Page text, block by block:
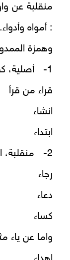
منقلبة عن
: أمواه وأدواء.
وهمزة
1- أصلية، كقولنا :
قراء من قرأ
انشاء
ابتداء
2- منقلبة، اما عن واو مثل :
رجاء
دعاء
كساء
واما عن ياء